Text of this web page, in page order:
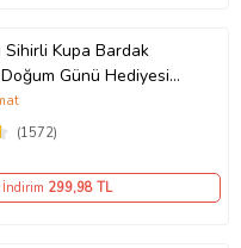
Sihirli Kupa Bardak
Günü Hediyesi
Anneye Babaya
Kız Erkek Kardeşe
Günü Yıl Dönümü
(1572)
299,98 TL